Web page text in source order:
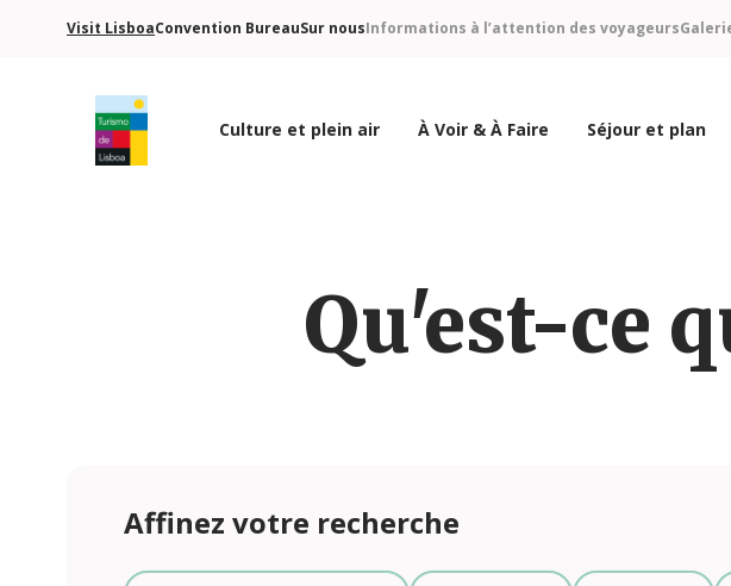
Visit LisboaConvention BureauSur nousInformations à l’attention des voyageurs
Culture et plein air À Voir & À Faire Séjour et plan
Qu'est-ce
Affinez votre recherche